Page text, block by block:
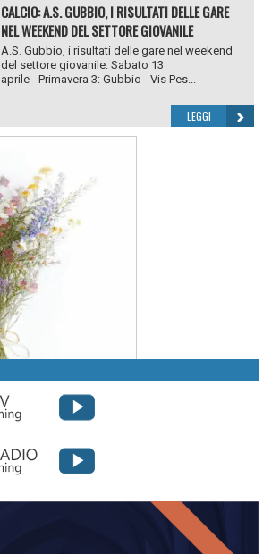
CALCIO: A.S. GUBBIO, I RISULTATI DELLE GARE
NEL WEEKEND DEL SETTORE GIOVANILE
A.S. Gubbio, i risultati delle gare nel weekend
del settore giovanile: Sabato 13
aprile - Primavera 3: Gubbio - Vis Pes...
LEGGI